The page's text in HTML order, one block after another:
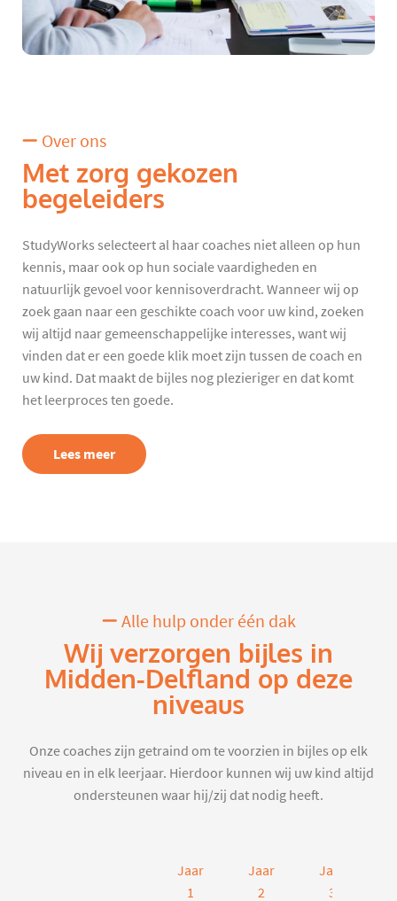
Over ons
Met zorg gekozen
begeleiders
StudyWorks selecteert al haar coaches niet alleen op hun
kennis, maar ook op hun sociale vaardigheden en
natuurlijk gevoel voor kennisoverdracht. Wanneer wij op
zoek gaan naar een geschikte coach voor uw kind, zoeken
wij altijd naar gemeenschappelijke interesses, want wij
vinden dat er een goede klik moet zijn tussen de coach en
uw kind. Dat maakt de bijles nog plezieriger en dat komt
het leerproces ten goede.
Lees meer
Alle hulp onder één dak
Wij verzorgen bijles in
Midden-Delfland op deze
niveaus
Onze coaches zijn getraind om te voorzien in bijles op elk
niveau en in elk leerjaar. Hierdoor kunnen wij uw kind altijd
ondersteunen waar hij/zij dat nodig heeft.
Jaar
1
Jaar
2
Jaar
3